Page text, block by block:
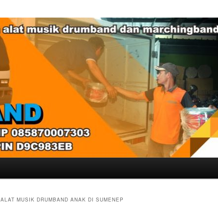
MUSIK DRUMBAND ANAK DI SUMENEP